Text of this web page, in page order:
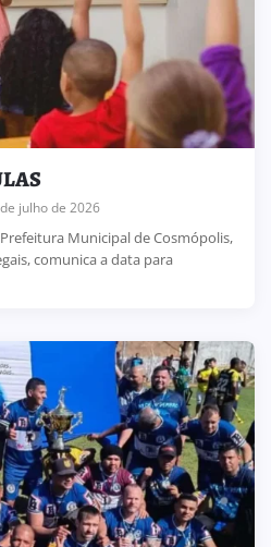
julho de 2026
Municipal de Cosmópolis,
comunica a data para